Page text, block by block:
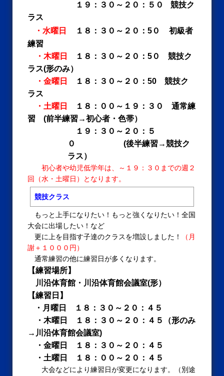
１９：３０～２０：５０
競技ク
ラス
・水曜日
１８：３０～２０：5０
初級者
練習
・木曜日
１８：３０～２０：5０ 競技ク
ラス(形のみ）
・金曜日
１８：３０～２０：50 競技ク
ラス
・土曜日
１８：００～１９：３０ 通常練
習 (前半練習→初心者・色帯）
１９：３０～２０：５
０ (後半練習→競技ク
ラス）
初心者や幼児低学年は、～１９：３０までの週２
回（水・土曜日）となります。
競技クラス
もっと上手になりたい！もっと強くなりたい！全国
大会に出場したい！など
更に上を目指す子達のクラスを増設しました！
（月
謝＋１０００円）
通常練習の他に練習日が多くなります。
【練習場所】
川沿体育館・川沿体育館会議室(形）
【練習日】
・月曜日
１８：３０～２０：４５
・木曜日 １８：３０～２０：４５（形のみ
→川沿体育館会議室)
・金曜日
１８：３０～２０：４５
・土曜日 １８：００～２０：４５
大会などにより練習日が変更になります。（別途